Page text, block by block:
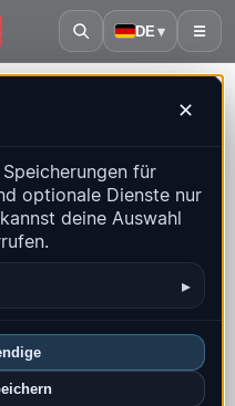
DE ▾ ☰
✕
für
optionale Dienste nur
deine Auswahl
▸
Erdbeben |
Ereignisse
Top-Regionen